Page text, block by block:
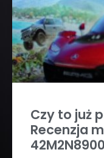
Czy to już
Recenzja
42M2N8900